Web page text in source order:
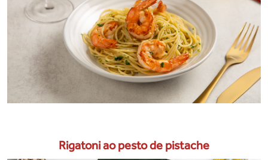
Rigatoni ao pesto de pistache